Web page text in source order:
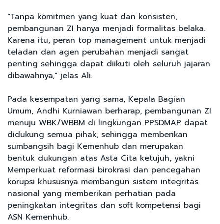
"Tanpa komitmen yang kuat dan konsisten,
pembangunan ZI hanya menjadi formalitas belaka.
Karena itu, peran top management untuk menjadi
teladan dan agen perubahan menjadi sangat
penting sehingga dapat diikuti oleh seluruh jajaran
dibawahnya," jelas Ali.
Pada kesempatan yang sama, Kepala Bagian
Umum, Andhi Kurniawan berharap, pembangunan ZI
menuju WBK/WBBM di lingkungan PPSDMAP dapat
didukung semua pihak, sehingga memberikan
sumbangsih bagi Kemenhub dan merupakan
bentuk dukungan atas Asta Cita ketujuh, yakni
Memperkuat reformasi birokrasi dan pencegahan
korupsi khususnya membangun sistem integritas
nasional yang memberikan perhatian pada
peningkatan integritas dan soft kompetensi bagi
ASN Kemenhub.